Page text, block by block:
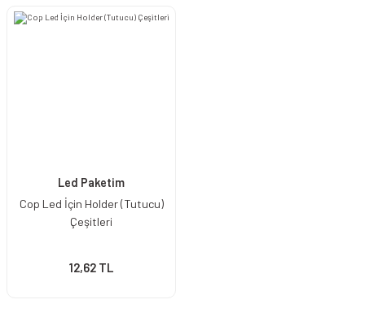
Led Paketim
Cop Led İçin Holder (Tutucu)
Çeşitleri
12,62 TL